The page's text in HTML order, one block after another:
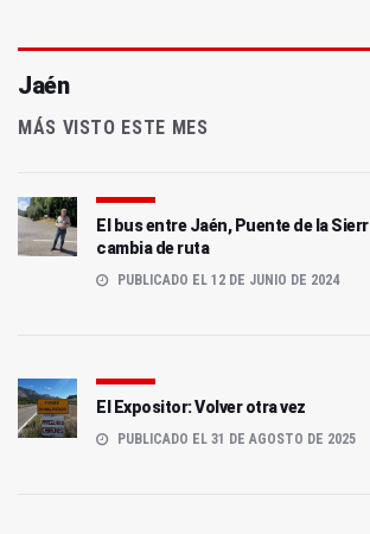
Jaén
MÁS VISTO ESTE MES
El bus entre Jaén, Puente de la
cambia de ruta
PUBLICADO EL 12 DE JUNIO DE 2024
El Expositor: Volver otra vez
PUBLICADO EL 31 DE AGOSTO DE 2025